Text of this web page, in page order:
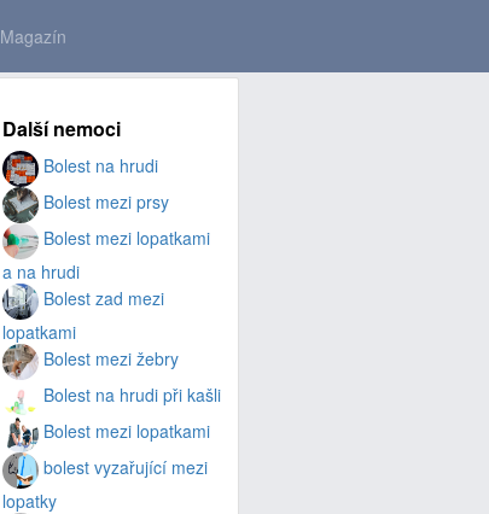
Magazín
Další nemoci
Bolest na hrudi
Bolest mezi prsy
Bolest mezi lopatkami
a na hrudi
Bolest zad mezi
lopatkami
Bolest mezi žebry
Bolest na hrudi při kašli
Bolest mezi lopatkami
bolest vyzařující mezi
lopatky